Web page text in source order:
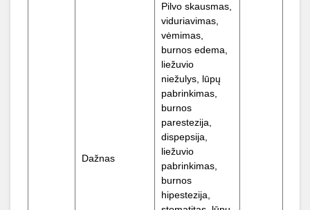
Dažnas
Pilvo skausmas,
viduriavimas,
vėmimas,
burnos edema,
liežuvio
niežulys, lūpų
pabrinkimas,
burnos
parestezija,
dispepsija,
liežuvio
pabrinkimas,
burnos
hipestezija,